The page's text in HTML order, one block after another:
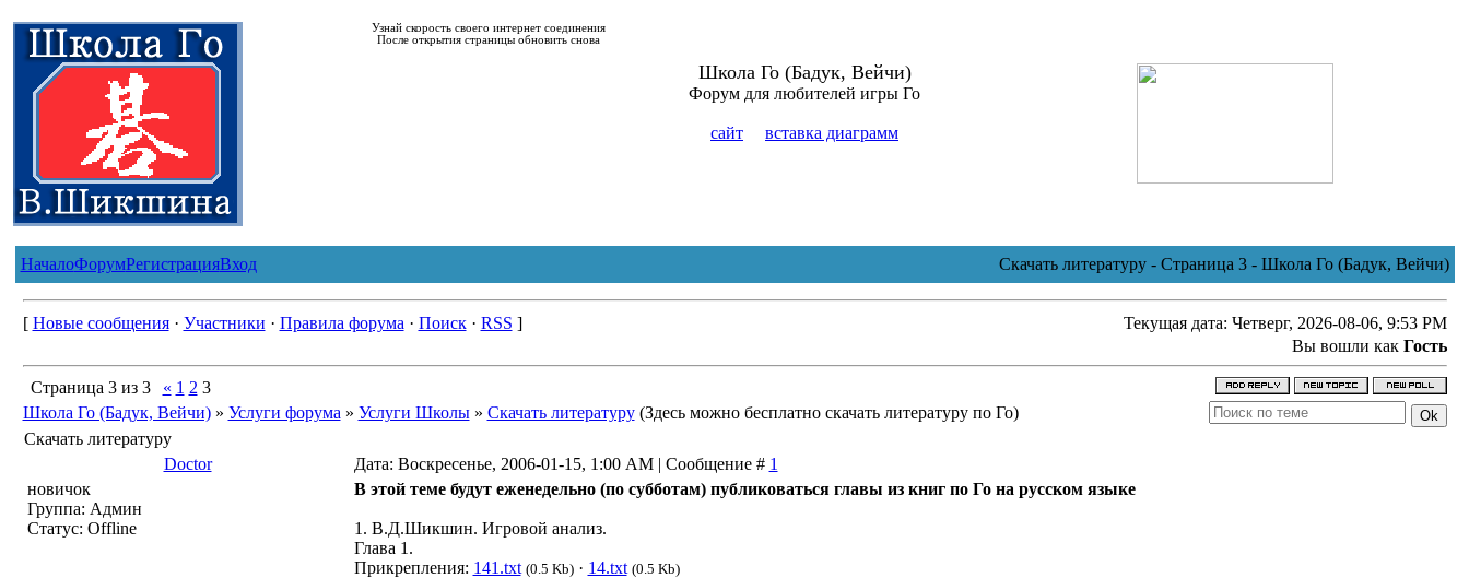
Узнай скорость своего интернет соединения
После открытия страницы обновить снова
Школа Го (Бадук, Вейчи)
Форум для любителей игры Го
сайт вставка диаграмм
НачалоФорумРегистрацияВход Скачать литературу - Страница 3 - Школа Го (Бадук, Вейчи)
[ Новые сообщения· Участники · Правила форума · Поиск· RSS ]
Текущая дата: Четверг, 2026-08-06, 9:53 PM
Вы вошли как Гость
Страница 3из 3 « 1 2 3
Школа Го (Бадук, Вейчи) » Услуги форума » Услуги Школы » Скачать литературу (Здесь можно бесплатно скачать литературу по Го)
Скачать литературу
Doctor
Дата: Воскресенье, 2006-01-15, 1:00 AM | Сообщение # 1
новичок
Группа: Админ
Статус: Offline
В этой теме будут еженедельно (по субботам) публиковаться главы из книг по Го на русском языке
1. В.Д.Шикшин. Игровой анализ.
Глава 1.
Прикрепления: 141.txt (0.5 Kb) · 14.txt (0.5 Kb)